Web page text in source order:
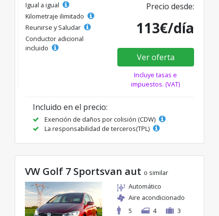
Igual a igual
Kilometraje ilimitado
Reunirse y Saludar
Conductor adicional
incluido
Precio desde:
113€/día
Ver oferta
Incluye tasas e
impuestos. (VAT)
Incluido en el precio:
Exención de daños por colisión (CDW)
La responsabilidad de terceros(TPL)
VW Golf 7 Sportsvan aut o similar
Automático
Aire acondicionado
5
4 3